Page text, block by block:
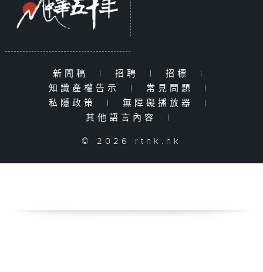
新聞稿 | 招聘 | 招標
|
知識產權告示
| 常見問題
|
私隱政策
| 無障礙播放器
|
其他語言內容
|
© 2026 rthk.hk